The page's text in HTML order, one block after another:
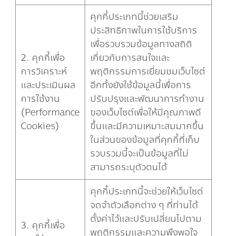
2. คุกกี้เพื่อ
การวิเคราะห์
และประเมินผล
การใช้งาน
(Performance
Cookies)
คุกกี้ประเภทนี้ช่วยเสริม
ประสิทธิภาพในการใช้บริการ
เพื่อรวบรวมข้อมูลทางสถิติ
เกี่ยวกับการสนใจและ
พฤติกรรมการเยี่ยมชมเว็บไซต์
อีกทั้งยังใช้ข้อมูลนี้เพื่อการ
ปรับปรุงและพัฒนาการทำงาน
ของเว็บไซต์เพื่อให้มีคุณภาพดี
ขึ้นและมีความเหมาะสมมากขึ้น
ในส่วนของข้อมูลที่คุกกี้ที่เก็บ
รวบรวมนี้จะเป็นข้อมูลที่ไม่
สามารถระบุตัวตนได้
3. คุกกี้เพื่อ
คุกกี้ประเภทนี้จะช่วยให้เว็บไซต์
จดจำตัวเลือกต่าง ๆ ที่ท่านได้
ตั้งค่าไว้และปรับเปลี่ยนไปตาม
พฤติกรรมและความพึงพอใจ